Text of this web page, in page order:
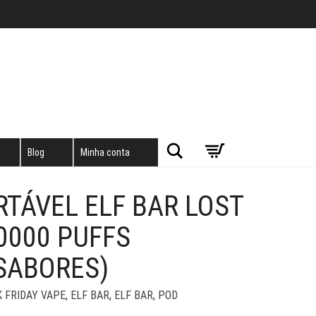
Blog Minha conta Pesquisar
ELF BAR LOST
PUFFS
FRIDAY VAPE, ELF BAR, ELF BAR, POD